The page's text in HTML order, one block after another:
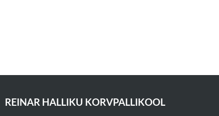
REINAR HALLIKU KORVPALLIKOOL